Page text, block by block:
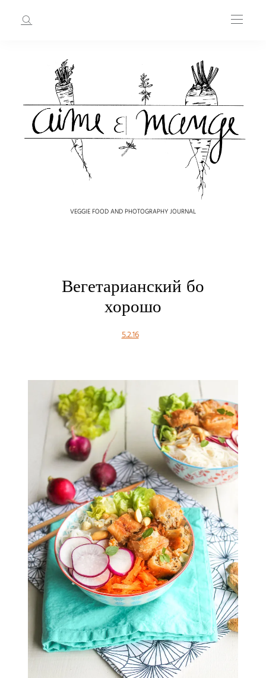
VEGGIE FOOD AND PHOTOGRAPHY JOURNAL
Вегетарианский бо
хорошо
5.2.16